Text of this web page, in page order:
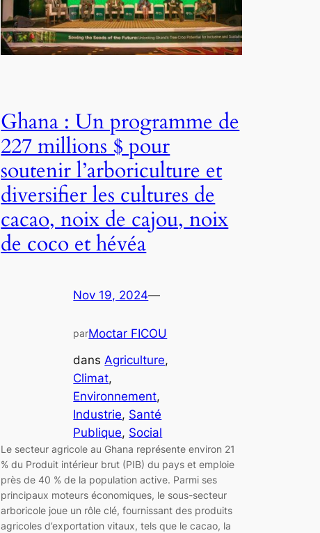
Ghana : Un programme de
227 millions $ pour
soutenir l’arboriculture et
diversifier les cultures de
cacao, noix de cajou, noix
de coco et hévéa
Nov 19, 2024—
parMoctar FICOU
dansAgriculture
Climat
Environnement
Industrie, Santé
Publique, Social
Le secteur agricole au Ghana représente environ 21
% du Produit intérieur brut (PIB) du pays et emploie
près de 40 % de la population active. Parmi ses
principaux moteurs économiques, le sous-secteur
arboricole joue un rôle clé, fournissant des produits
agricoles d’exportation vitaux, tels que le cacao, la